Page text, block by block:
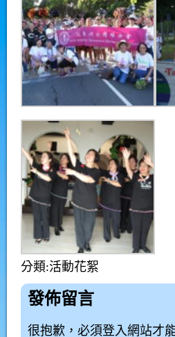
分類:活動花絮
發佈留言
很抱歉，必須登入網站才